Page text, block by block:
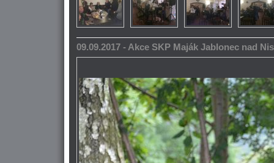
09.09.2017 - Akce SKP Maják Jablonec nad